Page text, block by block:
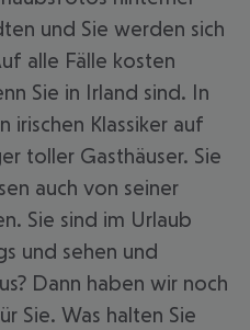
und Sie werden sich
alle Fälle kosten
Sie in Irland sind. In
irischen Klassiker auf
toller Gasthäuser. Sie
auch von seiner
Sie sind im Urlaub
und sehen und
Dann haben wir noch
Sie. Was halten Sie